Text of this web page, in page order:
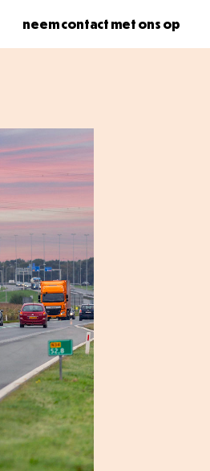
neem contact met ons op